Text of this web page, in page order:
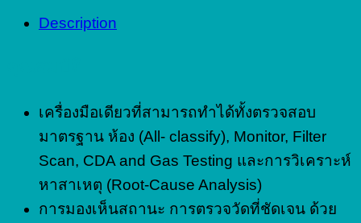
Description
เครื่องมือเดียวที่สามารถทำได้ทั้งตรวจสอบ
มาตรฐาน ห้อง (All- classify), Monitor, Filter
Scan, CDA and Gas Testing และการวิเคราะห์
หาสาเหตุ (Root-Cause Analysis)
การมองเห็นสถานะ การตรวจวัดที่ชัดเจน ด้วย